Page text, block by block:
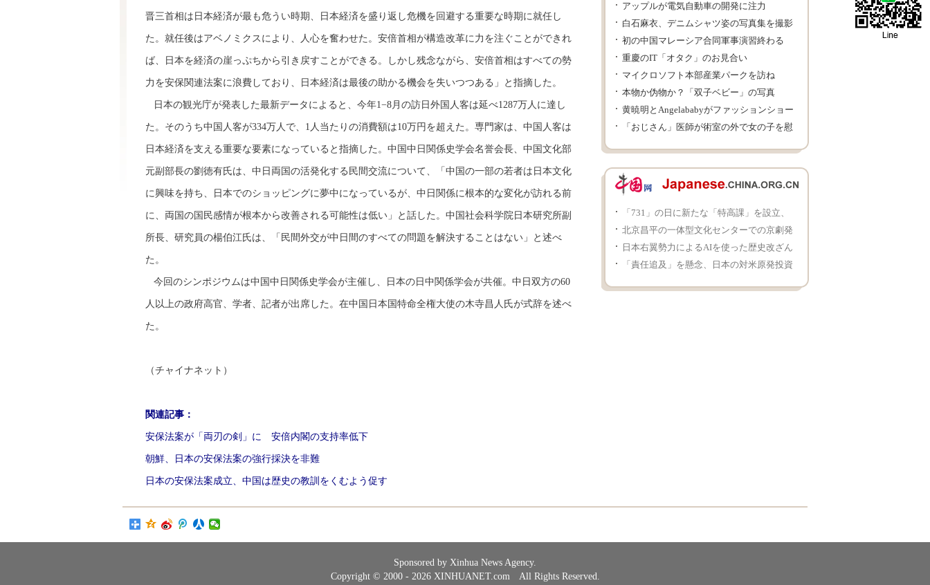
晋三首相は日本経済が最も危うい時期、日本経済を盛り返し危機を回避する重要な時期に就任し
た。就任後はアベノミクスにより、人心を奮わせた。安倍首相が構造改革に力を注ぐことができれ
ば、日本を経済の崖っぷちから引き戻すことができる。しかし残念ながら、安倍首相はすべての勢
力を安保関連法案に浪費しており、日本経済は最後の助かる機会を失いつつある」と指摘した。
日本の観光庁が発表した最新データによると、今年1−8月の訪日外国人客は延べ1287万人に達し
た。そのうち中国人客が334万人で、1人当たりの消費額は10万円を超えた。専門家は、中国人客は
日本経済を支える重要な要素になっていると指摘した。中国中日関係史学会名誉会長、中国文化部
元副部長の劉徳有氏は、中日両国の活発化する民間交流について、「中国の一部の若者は日本文化
に興味を持ち、日本でのショッピングに夢中になっているが、中日関係に根本的な変化が訪れる前
に、両国の国民感情が根本から改善される可能性は低い」と話した。中国社会科学院日本研究所副
所長、研究員の楊伯江氏は、「民間外交が中日間のすべての問題を解決することはない」と述べ
た。
今回のシンポジウムは中国中日関係史学会が主催し、日本の日中関係学会が共催。中日双方の60
人以上の政府高官、学者、記者が出席した。在中国日本国特命全権大使の木寺昌人氏が式辞を述べ
た。
（チャイナネット）
関連記事：
安保法案が「両刃の剣」に 安倍内閣の支持率低下
朝鮮、日本の安保法案の強行採決を非難
日本の安保法案成立、中国は歴史の教訓をくむよう促す
アップルが電気自動車の開発に注力
白石麻衣、デニムシャツ姿の写真集を撮影
初の中国マレーシア合同軍事演習終わる
重慶のIT「オタク」のお見合い
マイクロソフト本部産業パークを訪ね
本物か伪物か？「双子ベビー」の写真
黄暁明とAngelababyがファッションショー
に出席
「おじさん」医師が術室の外で女の子を慰
Sponsored by Xinhua News Agency.
Copyright © 2000 - 2026 XINHUANET.com All Rights Reserved.